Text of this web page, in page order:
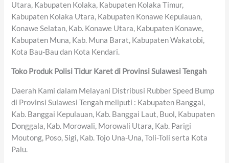
Utara, Kabupaten Kolaka, Kabupaten Kolaka Timur,
Kabupaten Kolaka Utara, Kabupaten Konawe Kepulauan,
Konawe Selatan, Kab. Konawe Utara, Kabupaten Konawe,
Kabupaten Muna, Kab. Muna Barat, Kabupaten Wakatobi,
Kota Bau-Bau dan Kota Kendari.
Toko Produk Polisi Tidur Karet di Provinsi Sulawesi Tengah
Daerah Kami dalam Melayani Distribusi Rubber Speed Bump
di Provinsi Sulawesi Tengah meliputi : Kabupaten Banggai,
Kab. Banggai Kepulauan, Kab. Banggai Laut, Buol, Kabupaten
Donggala, Kab. Morowali, Morowali Utara, Kab. Parigi
Moutong, Poso, Sigi, Kab. Tojo Una-Una, Toli-Toli serta Kota
Palu.